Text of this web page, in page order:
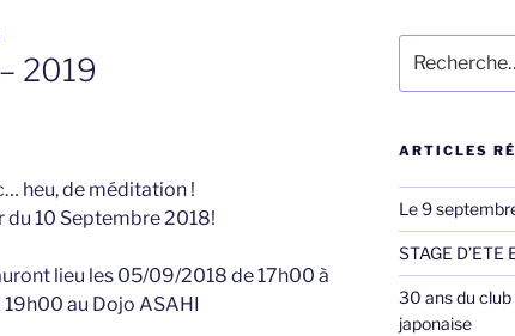
2019
heu, de méditation !
du 10 Septembre 2018!
lieu les 05/09/2018 de 17h00 à
au Dojo ASAHI
pour
:
ARTICLES
Le 9
STAGE
30 ans du club
japonaise